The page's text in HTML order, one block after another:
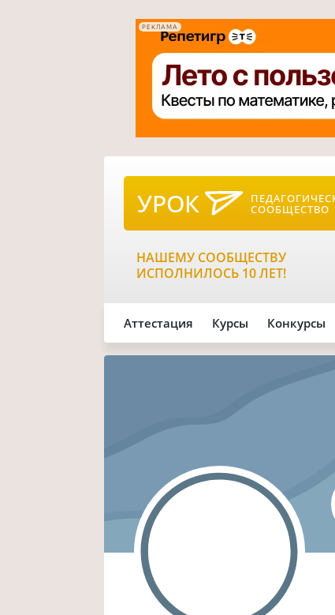
РЕКЛАМА
УРОК СООБЩЕСТВО
НАШЕМУ СООБЩЕСТВУ
ИСПОЛНИЛОСЬ 10 ЛЕТ!
Аттестация Курсы Конкурсы